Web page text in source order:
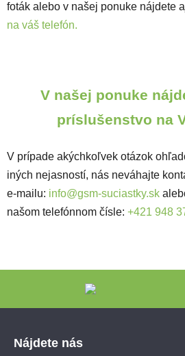
foták alebo v našej ponuke nájdete
na váš telefón.
V našej ponuke
príslušenstvo na
V prípade akýchkoľvek otázok
iných nejasností, nás neváhajte
e-mailu: info@gsm-suciastky.sk
našom telefónnom čísle: +421 948
Nájdete nás